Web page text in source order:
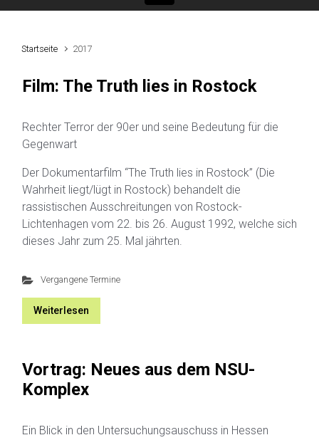
Startseite 2017
Film: The Truth lies in Rostock
Rechter Terror der 90er und seine Bedeutung für die
Gegenwart
Der Dokumentarfilm “The Truth lies in Rostock” (Die
Wahrheit liegt/lügt in Rostock) behandelt die
rassistischen Ausschreitungen von Rostock-
Lichtenhagen vom 22. bis 26. August 1992, welche sich
dieses Jahr zum 25. Mal jährten.
Vergangene Termine
Weiterlesen
Vortrag: Neues aus dem NSU-
Komplex
Ein Blick in den Untersuchungsauschuss in Hessen